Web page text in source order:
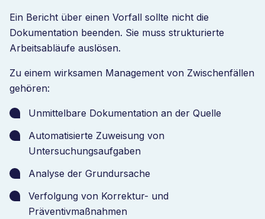
Ein Bericht über einen Vorfall sollte nicht die
Dokumentation beenden. Sie muss strukturierte
Arbeitsabläufe auslösen.
Zu einem wirksamen Management von Zwischenfällen
gehören:
Unmittelbare Dokumentation an der Quelle
Automatisierte Zuweisung von
Untersuchungsaufgaben
Analyse der Grundursache
Verfolgung von Korrektur- und
Präventivmaßnahmen